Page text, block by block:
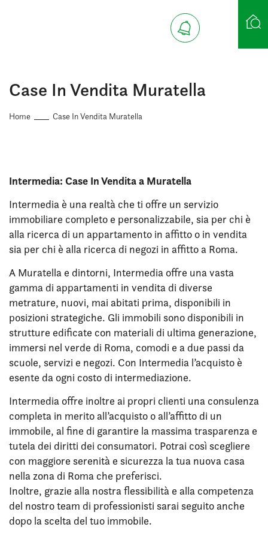
Case In Vendita Muratella
Home Case In Vendita Muratella
Intermedia: Case In Vendita a Muratella
Intermedia è una realtà che ti offre un servizio
immobiliare completo e personalizzabile, sia per chi è
alla ricerca di un appartamento in affitto o in vendita
sia per chi è alla ricerca di negozi in affitto a Roma.
A Muratella e dintorni, Intermedia offre una vasta
gamma di appartamenti in vendita di diverse
metrature, nuovi, mai abitati prima, disponibili in
posizioni strategiche. Gli immobili sono disponibili in
strutture edificate con materiali di ultima generazione,
immersi nel verde di Roma, comodi e a due passi da
scuole, servizi e negozi. Con Intermedia l’acquisto è
esente da ogni costo di intermediazione.
Intermedia offre inoltre ai propri clienti una consulenza
completa in merito all’acquisto o all’affitto di un
immobile, al fine di garantire la massima trasparenza e
tutela dei diritti dei consumatori. Potrai così scegliere
con maggiore serenità e sicurezza la tua nuova casa
nella zona di Roma che preferisci.
Inoltre, grazie alla nostra flessibilità e alla competenza
del nostro team di professionisti sarai seguito anche
dopo la scelta del tuo immobile.